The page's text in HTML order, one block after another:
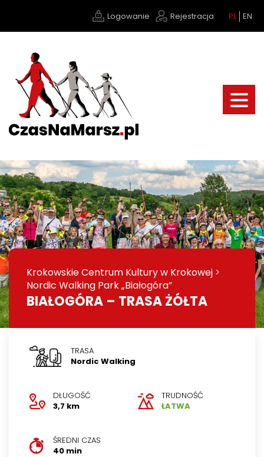
Logowanie Rejestracja PL EN
Krokowskie Centrum Kultury w Krokowej >
Nordic Walking Park „Białogóra”
BIAŁOGÓRA – TRASA ŻÓŁTA
TRASA
Nordic Walking
DŁUGOŚĆ
3,7 km
TRUDNOŚĆ
ŁATWA
ŚREDNI CZAS
40 min